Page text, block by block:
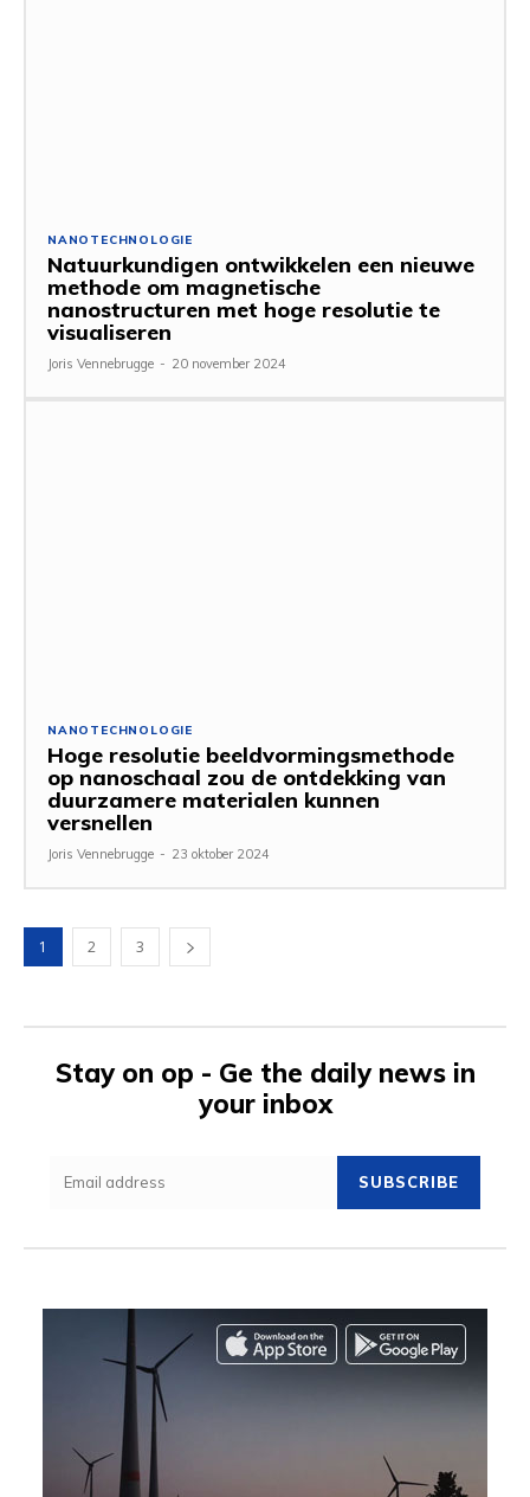
NANOTECHNOLOGIE
Natuurkundigen ontwikkelen een nieuwe
methode om magnetische
nanostructuren met hoge resolutie te
visualiseren
Joris Vennebrugge - 20 november 2024
NANOTECHNOLOGIE
Hoge resolutie beeldvormingsmethode
op nanoschaal zou de ontdekking van
duurzamere materialen kunnen
versnellen
Joris Vennebrugge - 23 oktober 2024
1 2 3
Stay on op - Ge the daily news in
your inbox
SUBSCRIBE